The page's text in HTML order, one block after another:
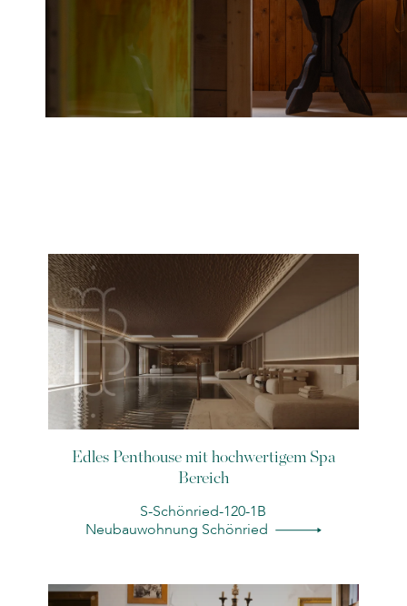
Edles Penthouse mit hochwertigem Spa
Bereich
S-Schönried-120-1B
Neubauwohnung Schönried